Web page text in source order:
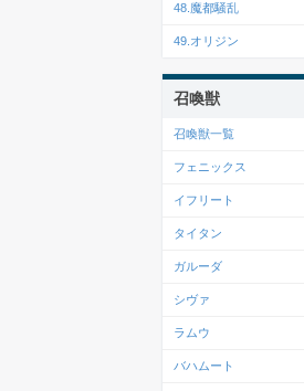
48.魔都騒乱
49.オリジン
召喚獣
召喚獣一覧
フェニックス
イフリート
タイタン
ガルーダ
シヴァ
ラムウ
バハムート